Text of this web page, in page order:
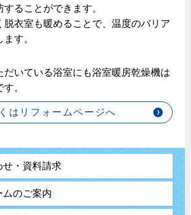
ることができます。
脱衣室も暖めることで、温度のバリア
す。
だいている浴室にも浴室暖房乾燥機は
。
はリフォームページへ
せ・資料請求
ムのご案内